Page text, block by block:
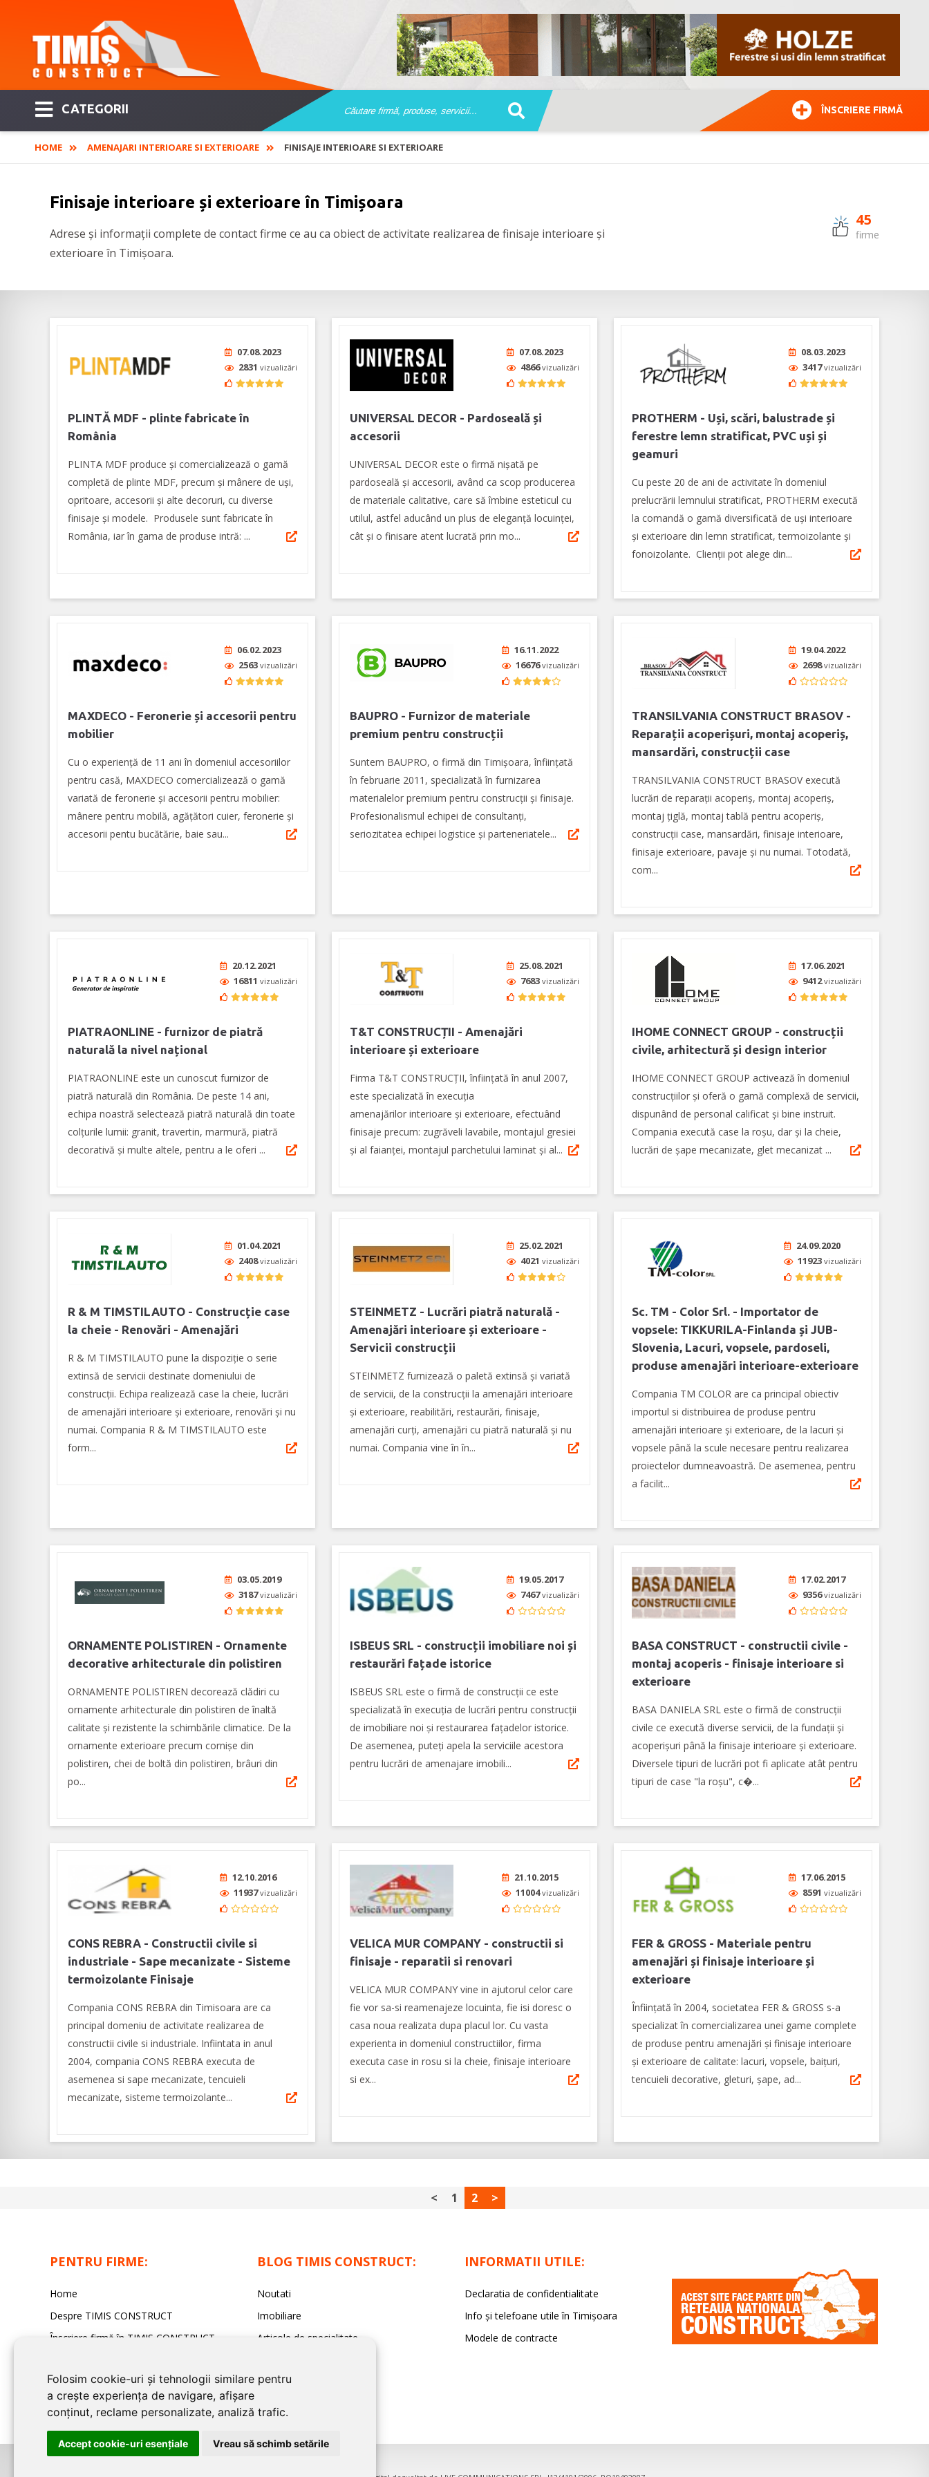
Folosim cookie-uri și tehnologii similare pentru
a crește experiența de navigare, afișare
conținut, reclame personalizate, analiză trafic.
Accept cookie-uri esenţiale Vreau să schimb setările
CATEGORII ÎNSCRIERE FIRMĂ
HOME AMENAJARI INTERIOARE SI EXTERIOARE FINISAJE INTERIOARE SI EXTERIOARE
Finisaje interioare și exterioare în Timișoara
Adrese și informații complete de contact firme ce au ca obiect de activitate realizarea de finisaje interioare și
exterioare în Timișoara.
45
firme
07.08.2023
2831 vizualizări
PLINTĂ MDF - plinte fabricate în
România
PLINTA MDF produce și comercializează o gamă
completă de plinte MDF, precum și mânere de uși,
opritoare, accesorii și alte decoruri, cu diverse
finisaje și modele. Produsele sunt fabricate în
România, iar în gama de produse intră: ...
07.08.2023
4866vizualizări
UNIVERSAL DECOR - Pardoseală și
accesorii
UNIVERSAL DECOR este o firmă nișată pe
pardoseală și accesorii, având ca scop producerea
de materiale calitative, care să îmbine esteticul cu
utilul, astfel aducând un plus de eleganță locuinței,
cât și o finisare atent lucrată prin mo...
08.03.2023
3417vizualizări
PROTHERM - Uși, scări, balustrade și
ferestre lemn stratificat, PVC uși și
geamuri
Cu peste 20 de ani de activitate în domeniul
prelucrării lemnului stratificat, PROTHERM execută
la comandă o gamă diversificată de uși interioare
și exterioare din lemn stratificat, termoizolante și
fonoizolante. Clienții pot alege din...
06.02.2023
2563 vizualizări
MAXDECO - Feronerie și accesorii pentru
mobilier
Cu o experiență de 11 ani în domeniul accesoriilor
pentru casă, MAXDECO comercializează o gamă
variată de feronerie și accesorii pentru mobilier:
mânere pentru mobilă, agățători cuier, feronerie și
accesorii pentu bucătărie, baie sau...
16.11.2022
16676vizualizări
BAUPRO - Furnizor de materiale
premium pentru construcții
Suntem BAUPRO, o firmă din Timişoara, înfiinţată
în februarie 2011, specializată în furnizarea
materialelor premium pentru construcţii şi finisaje.
Profesionalismul echipei de consultanţi,
seriozitatea echipei logistice și parteneriatele...
19.04.2022
2698vizualizări
TRANSILVANIA CONSTRUCT BRASOV -
Reparații acoperișuri, montaj acoperiș,
mansardări, construcții case
TRANSILVANIA CONSTRUCT BRASOV execută
lucrări de reparații acoperiș, montaj acoperiș,
montaj țiglă, montaj tablă pentru acoperiș,
construcții case, mansardări, finisaje interioare,
finisaje exterioare, pavaje și nu numai. Totodată,
com...
20.12.2021
16811 vizualizări
PIATRAONLINE - furnizor de piatră
naturală la nivel național
PIATRAONLINE este un cunoscut furnizor de
piatră naturală din România. De peste 14 ani,
echipa noastră selectează piatră naturală din toate
colțurile lumii: granit, travertin, marmură, piatră
decorativă și multe altele, pentru a le oferi ...
25.08.2021
7683 vizualizări
T&T CONSTRUCȚII - Amenajări
interioare și exterioare
Firma T&T CONSTRUCȚII, înființată în anul 2007,
este specializată în execuția
amenajărilor interioare și exterioare, efectuând
finisaje precum: zugrăveli lavabile, montajul gresiei
și al faianței, montajul parchetului laminat și al...
17.06.2021
9412vizualizări
IHOME CONNECT GROUP - construcții
civile, arhitectură și design interior
IHOME CONNECT GROUP activează în domeniul
construcțiilor și oferă o gamă complexă de servicii,
dispunând de personal calificat și bine instruit.
Compania execută case la roșu, dar și la cheie,
lucrări de șape mecanizate, glet mecanizat ...
01.04.2021
2408vizualizări
R & M TIMSTILAUTO - Construcție case
la cheie - Renovări - Amenajări
R & M TIMSTILAUTO pune la dispoziție o serie
extinsă de servicii destinate domeniului de
construcții. Echipa realizează case la cheie, lucrări
de amenajări interioare și exterioare, renovări și nu
numai. Compania R & M TIMSTILAUTO este
form...
25.02.2021
4021 vizualizări
STEINMETZ - Lucrări piatră naturală -
Amenajări interioare și exterioare -
Servicii construcții
STEINMETZ furnizează o paletă extinsă și variată
de servicii, de la construcții la amenajări interioare
și exterioare, reabilitări, restaurări, finisaje,
amenajări curți, amenajări cu piatră naturală și nu
numai. Compania vine în în...
24.09.2020
11923 vizualizări
Sc. TM - Color Srl. - Importator de
vopsele: TIKKURILA-Finlanda și JUB-
Slovenia, Lacuri, vopsele, pardoseli,
produse amenajări interioare-exterioare
Compania TM COLOR are ca principal obiectiv
importul si distribuirea de produse pentru
amenajări interioare și exterioare, de la lacuri și
vopsele până la scule necesare pentru realizarea
proiectelor dumneavoastră. De asemenea, pentru
a facilit...
03.05.2019
3187vizualizări
ORNAMENTE POLISTIREN - Ornamente
decorative arhitecturale din polistiren
ORNAMENTE POLISTIREN decorează clădiri cu
ornamente arhitecturale din polistiren de înaltă
calitate și rezistente la schimbările climatice. De la
ornamente exterioare precum cornișe din
polistiren, chei de boltă din polistiren, brâuri din
po...
19.05.2017
7467vizualizări
ISBEUS SRL - construcții imobiliare noi și
restaurări fațade istorice
ISBEUS SRL este o firmă de construcții ce este
specializată în execuția de lucrări pentru construcții
de imobiliare noi și restaurarea fațadelor istorice.
De asemenea, puteți apela la serviciile acestora
pentru lucrări de amenajare imobili...
17.02.2017
9356vizualizări
BASA CONSTRUCT - constructii civile -
montaj acoperis - finisaje interioare si
exterioare
BASA DANIELA SRL este o firmă de construcții
civile ce execută diverse servicii, de la fundații și
acoperișuri până la finisaje interioare și exterioare.
Diversele tipuri de lucrări pot fi aplicate atât pentru
tipuri de case "la roșu", c�...
12.10.2016
11937vizualizări
CONS REBRA - Constructii civile si
industriale - Sape mecanizate - Sisteme
termoizolante Finisaje
Compania CONS REBRA din Timisoara are ca
principal domeniu de activitate realizarea de
constructii civile si industriale. Infiintata in anul
2004, compania CONS REBRA executa de
asemenea si sape mecanizate, tencuieli
mecanizate, sisteme termoizolante...
21.10.2015
11004vizualizări
VELICA MUR COMPANY - constructii si
finisaje - reparatii si renovari
VELICA MUR COMPANY vine in ajutorul celor care
fie vor sa-si reamenajeze locuinta, fie isi doresc o
casa noua realizata dupa placul lor. Cu vasta
experienta in domeniul constructiilor, firma
executa case in rosu si la cheie, finisaje interioare
si ex...
17.06.2015
8591 vizualizări
FER & GROSS - Materiale pentru
amenajări și finisaje interioare și
exterioare
Înființată în 2004, societatea FER & GROSS s-a
specializat în comercializarea unei game complete
de produse pentru amenajări și finisaje interioare
și exterioare de calitate: lacuri, vopsele, baițuri,
tencuieli decorative, gleturi, șape, ad...
< 1 2 >
PENTRU FIRME:
Home
Despre TIMIS CONSTRUCT
Înscriere firmă în TIMIS CONSTRUCT
BLOG TIMIS CONSTRUCT:
Noutati
Imobiliare
Articole de specialitate
INFORMATII UTILE:
Declaratia de confidentialitate
Info și telefoane utile în Timișoara
Modele de contracte